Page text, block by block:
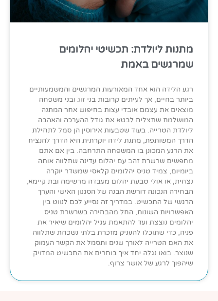
מתנות ליולדת: תכשיטי יהלומים
שמרגשים באמת
רגע הלידה הוא אחד המאורעות המרגשים והמשמעותיים
ביותר בחיים, אך לעיתים קרובות בני זוג ובני משפחה
מוצאים את עצמם אובדי עצות בחיפוש אחר המתנה
המושלמת שתצליח לבטא את גודל ההערכה והאהבה
ליולדת הטרייה. בעוד שטבעות אירוסין הן סמל לתחילת
הדרך המשותפת, מתנת לידה יוקרתית היא הדרך להנציח
את הרגע המכונן בו המשפחה התרחבה. בין אם אתם
מחפשים שרשרת זהב עם יהלום עדינה שתלווה אותה
ביומיום, צמיד טניס יהלומים קלאסי שמשדר יוקרה
נצחית, או אולי טבעת יהלום מעבדה מרשימה ובת קיימא,
הבחירה הנכונה דורשת הבנה של הסגנון האישי והערך
הרגשי של התכשיט. במדריך זה נסייע לכם לנווט בין
האפשרויות השונות, החל מהבחירה בשרשרת טניס
יהלומים נוצצת ועד להתאמת עגיל יהלומים שיאיר את
פניה, כדי שתוכלו להעניק מזכרת בלתי נשכחת שתלווה
את האם הטרייה לאורך שנים ותסמל את הקשר העמוק
שנוצר. בואו נגלה יחד איך בוחרים את התכשיט המדויק
שיהפוך לרגע של אושר צרוף.